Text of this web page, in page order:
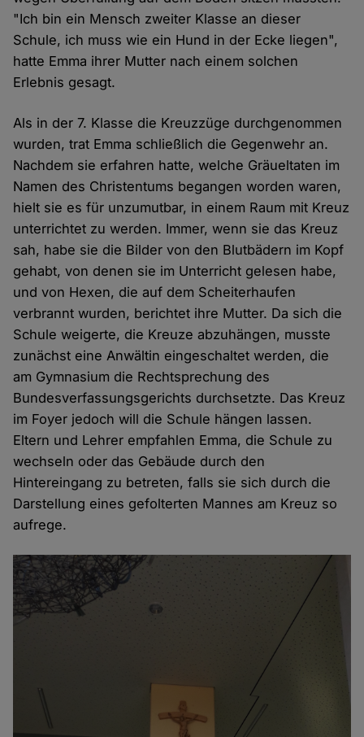
"Ich bin ein Mensch zweiter Klasse an dieser
Schule, ich muss wie ein Hund in der Ecke liegen",
hatte Emma ihrer Mutter nach einem solchen
Erlebnis gesagt.
Als in der 7. Klasse die Kreuzzüge durchgenommen
wurden, trat Emma schließlich die Gegenwehr an.
Nachdem sie erfahren hatte, welche Gräueltaten im
Namen des Christentums begangen worden waren,
hielt sie es für unzumutbar, in einem Raum mit Kreuz
unterrichtet zu werden. Immer, wenn sie das Kreuz
sah, habe sie die Bilder von den Blutbädern im Kopf
gehabt, von denen sie im Unterricht gelesen habe,
und von Hexen, die auf dem Scheiterhaufen
verbrannt wurden, berichtet ihre Mutter. Da sich die
Schule weigerte, die Kreuze abzuhängen, musste
zunächst eine Anwältin eingeschaltet werden, die
am Gymnasium die Rechtsprechung des
Bundesverfassungsgerichts durchsetzte. Das Kreuz
im Foyer jedoch will die Schule hängen lassen.
Eltern und Lehrer empfahlen Emma, die Schule zu
wechseln oder das Gebäude durch den
Hintereingang zu betreten, falls sie sich durch die
Darstellung eines gefolterten Mannes am Kreuz so
aufrege.